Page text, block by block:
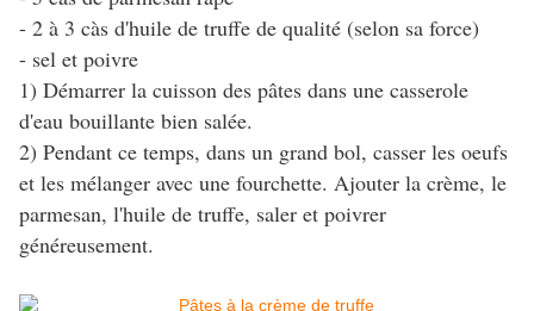
- 2 à 3 càs d'huile de truffe de qualité (selon sa force)
- sel et poivre
1) Démarrer la cuisson des pâtes dans une casserole
d'eau bouillante bien salée.
2) Pendant ce temps, dans un grand bol, casser les oeufs
et les mélanger avec une fourchette. Ajouter la crème, le
parmesan, l'huile de truffe, saler et poivrer
généreusement.